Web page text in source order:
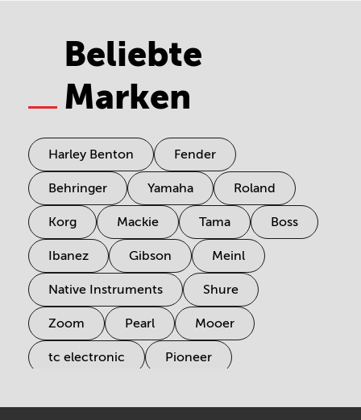
Beliebte
Marken
Harley Benton Fender
Behringer Yamaha Roland
Korg Mackie Tama Boss
Ibanez Gibson Meinl
Native Instruments Shure
Zoom Pearl Mooer
tc electronic Pioneer